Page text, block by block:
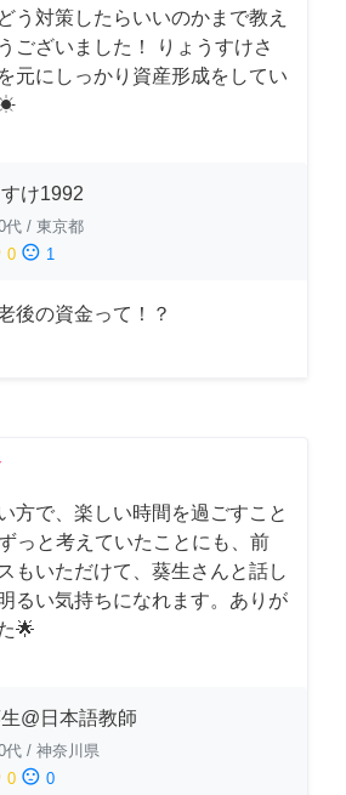
う対策したらいいのかまで教え
ございました！ りょうすけさ
元にしっかり資産形成をしてい
☀︎
け1992
代 / 東京都
0 sentiment_dissatisfied 1
後の資金って！？
方で、楽しい時間を過ごすこと
っと考えていたことにも、前
もいただけて、葵生さんと話し
るい気持ちになれます。ありが
🌟
@日本語教師
代 / 神奈川県
0 sentiment_dissatisfied 0